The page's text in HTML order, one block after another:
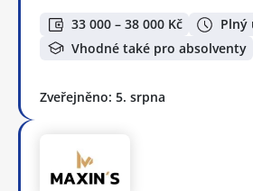
33 000 – 38 000 Kč
Plný
Vhodné také pro absolventy
Zveřejněno: 5. srpna